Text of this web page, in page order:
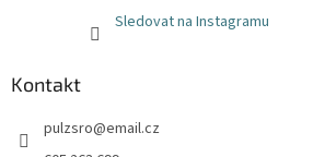
Sledovat na Instagramu
Kontakt
pulzsro@email.cz